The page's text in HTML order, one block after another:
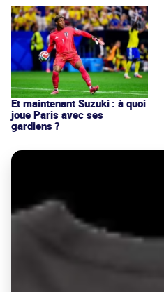
Et maintenant Suzuki : à quoi
joue Paris avec ses
gardiens ?